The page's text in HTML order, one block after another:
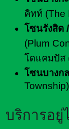
คิทท์ (The
โซนรังสิต
(Plum
โดแคมปัส
โซนบางก
Township)
บริการอ